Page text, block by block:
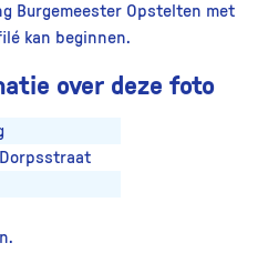
Burgemeester Opstelten met
kan beginnen.
over deze foto